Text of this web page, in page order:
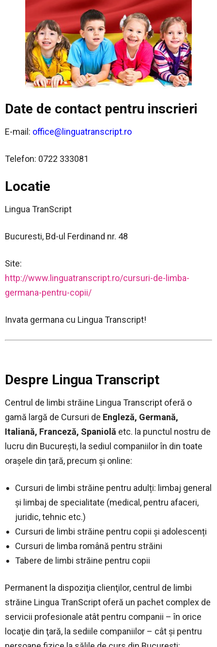
Date de contact pentru inscrieri
E-mail: office@linguatranscript.ro
Telefon: 0722 333081
Locatie
Lingua TranScript
Bucuresti, Bd-ul Ferdinand nr. 48
Site:
http://www.linguatranscript.ro/cursuri-de-limba-
germana-pentru-copii/
Invata germana cu Lingua Transcript!
Despre Lingua Transcript
Centrul de limbi străine Lingua Transcript oferă o
gamă largă de Cursuri de Engleză, Germană,
Italiană, Franceză, Spaniolă etc. la punctul nostru de
lucru din București, la sediul companiilor în din toate
orașele din țară, precum și online:
Cursuri de limbi străine pentru adulți: limbaj general
și limbaj de specialitate (medical, pentru afaceri,
juridic, tehnic etc.)
Cursuri de limbi străine pentru copii și adolescenți
Cursuri de limba română pentru străini
Tabere de limbi străine pentru copii
Permanent la dispoziţia clienţilor, centrul de limbi
străine Lingua TranScript oferă un pachet complex de
servicii profesionale atât pentru companii – în orice
locaţie din ţară, la sediile companiilor – cât şi pentru